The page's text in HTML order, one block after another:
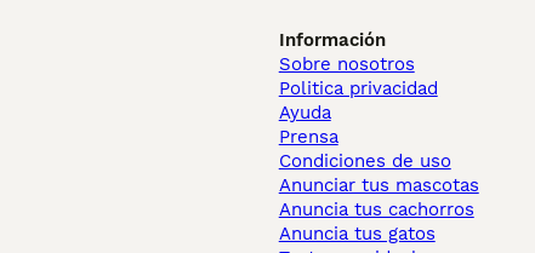
Información
Sobre nosotros
Politica privacidad
Ayuda
Prensa
Condiciones de uso
Anunciar tus mascotas
Anuncia tus cachorros
Anuncia tus gatos